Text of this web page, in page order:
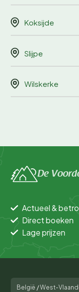
Koksijde
Slijpe
Wilskerke
De
Actueel &
Direct boeken
Lage prijzen
België /West-